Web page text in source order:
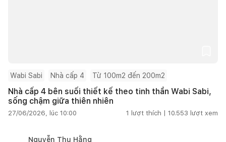
Wabi Sabi Nhà cấp 4 Từ 100m2 đến 200m2
Nhà cấp 4 bên suối thiết kế theo tinh thần Wabi Sabi,
sống chậm giữa thiên nhiên
27/06/2026, lúc 10:00 1 lượt thích | 10.553 lượt xem
Nguyễn Thu Hằng